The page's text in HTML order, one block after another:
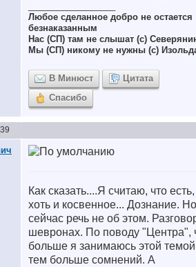
Любое сделанное добро не остается
безнаказанным
Нас (СП) там не слышат (с)
Мы (СП) никому не нужны (с)
В Минюст
Цитата
Спасибо
Как сказать....Я считаю, что есть,
хоть и косвенное... Дознание. Но
сейчас речь не об этом.
шевронах. По поводу "Центра",
больше я занимаюсь этой
тем больше сомнений. А